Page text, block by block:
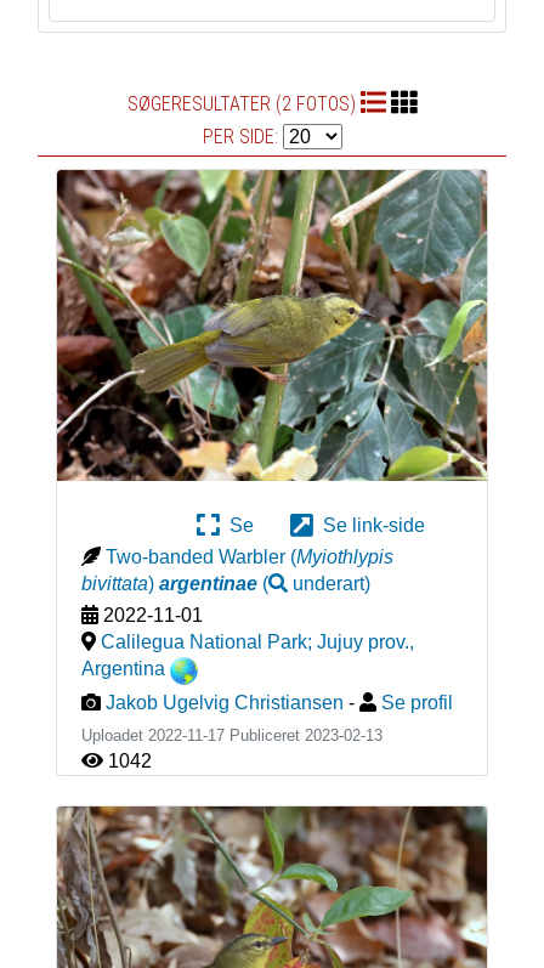
SØGERESULTATER (2 FOTOS)
PER SIDE:
Se
Se link-side
Two-banded Warbler (Myiothlypis
bivittata) argentinae( underart)
2022-11-01
Calilegua National Park; Jujuy prov.,
Argentina
Jakob Ugelvig Christiansen - Se profil
Uploadet 2022-11-17 Publiceret 2023-02-13
1042